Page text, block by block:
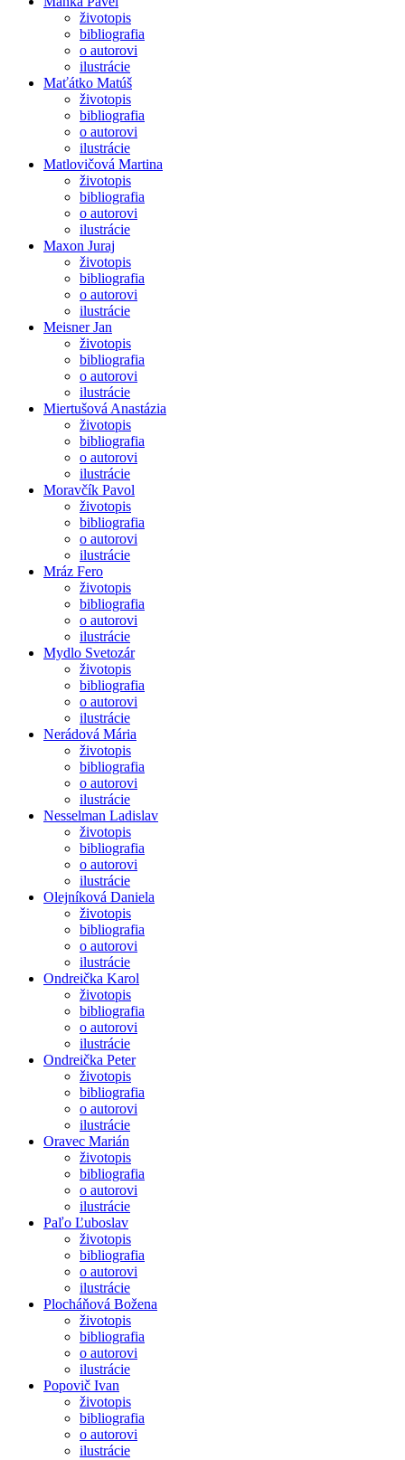
životopis
bibliografia
o autorovi
ilustrácie
Maťátko Matúš
životopis
bibliografia
o autorovi
ilustrácie
Matlovičová Martina
životopis
bibliografia
o autorovi
ilustrácie
Maxon Juraj
životopis
bibliografia
o autorovi
ilustrácie
Meisner Jan
životopis
bibliografia
o autorovi
ilustrácie
Miertušová Anastázia
životopis
bibliografia
o autorovi
ilustrácie
Moravčík Pavol
životopis
bibliografia
o autorovi
ilustrácie
Mráz Fero
životopis
bibliografia
o autorovi
ilustrácie
Mydlo Svetozár
životopis
bibliografia
o autorovi
ilustrácie
Nerádová Mária
životopis
bibliografia
o autorovi
ilustrácie
Nesselman Ladislav
životopis
bibliografia
o autorovi
ilustrácie
Olejníková Daniela
životopis
bibliografia
o autorovi
ilustrácie
Ondreička Karol
životopis
bibliografia
o autorovi
ilustrácie
Ondreička Peter
životopis
bibliografia
o autorovi
ilustrácie
Oravec Marián
životopis
bibliografia
o autorovi
ilustrácie
Paľo Ľuboslav
životopis
bibliografia
o autorovi
ilustrácie
Plocháňová Božena
životopis
bibliografia
o autorovi
ilustrácie
Popovič Ivan
životopis
bibliografia
o autorovi
ilustrácie